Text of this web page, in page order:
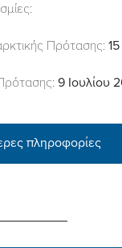
Πρότασης:
9 Ιουλίου
πληροφορίες